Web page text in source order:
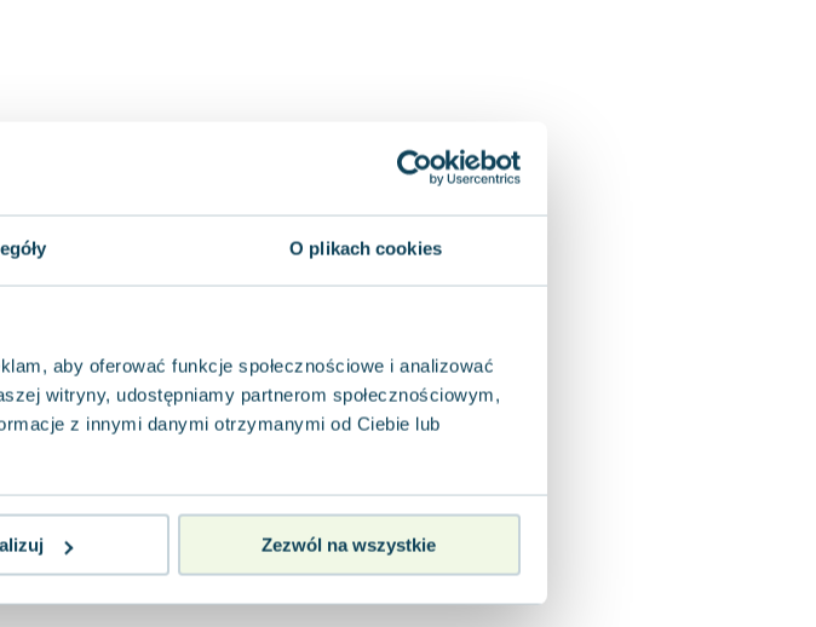
O plikach cookies
aby oferować funkcje społecznościowe i analizować
witryny, udostępniamy partnerom społecznościowym,
z innymi danymi otrzymanymi od Ciebie lub
Zezwól na wszystkie